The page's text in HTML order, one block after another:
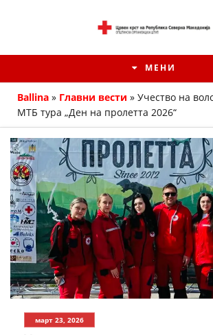
МЕНИ
ИСТОРИЈАТ НА ЦКРМ
ИСТОРИЈАТ НА ДВИЖЕЊЕТО
СТРУКТУРА НА
Ballina » Главни вести » Учество на
МТБ тура „Ден на пролетта 2026“
март 23, 2026